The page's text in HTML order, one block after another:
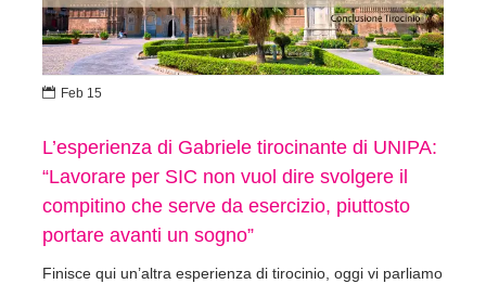
L’esperienza di Gabriele tirocinante di UNIPA:
“Lavorare per SIC non vuol dire svolgere il
compitino che serve da esercizio, piuttosto
portare avanti un sogno”
Finisce qui un’altra esperienza di tirocinio, oggi vi parliamo
 Feb 15